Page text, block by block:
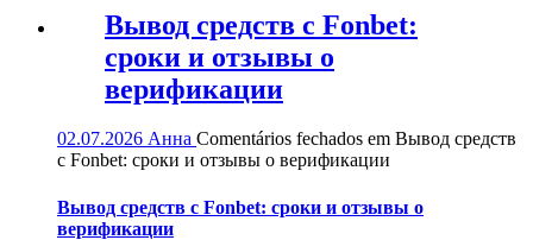
Вывод средств с Fonbet:
сроки и отзывы о
верификации
02.07.2026 Анна Comentários fechados em Вывод средств
с Fonbet: сроки и отзывы о верификации
Вывод средств с Fonbet: сроки и отзывы о
верификации